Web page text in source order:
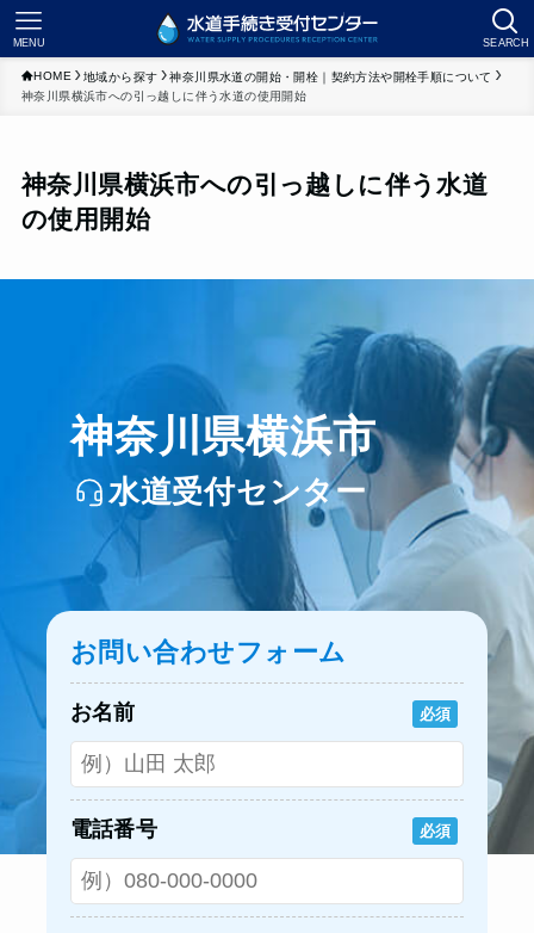
SEARCH
MENU
HOME 地域から探す
神奈川県水道の開始・開栓｜契約方法や開栓手順について
神奈川県横浜市への引っ越しに伴う水道の使用開始
神奈川県横浜市への引っ越しに伴う水道
の使用開始
神奈川県横浜市
水道受付センター
お問い合わせフォーム
お名前 必須
電話番号 必須